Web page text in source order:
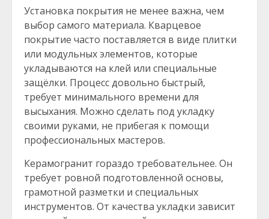
Установка покрытия не менее важна, чем
выбор самого материала. Кварцевое
покрытие часто поставляется в виде плитки
или модульных элементов, которые
укладываются на клей или специальные
защёлки. Процесс довольно быстрый,
требует минимального времени для
высыхания. Можно сделать под укладку
своими руками, не прибегая к помощи
профессиональных мастеров.
Керамогранит гораздо требовательнее. Он
требует ровной подготовленной основы,
грамотной разметки и специальных
инструментов. От качества укладки зависит